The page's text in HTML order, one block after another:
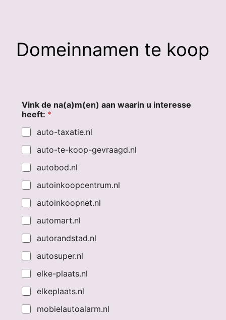
Domeinnamen te koop
Vink de na(a)m(en) aan waarin u interesse
heeft: *
auto-taxatie.nl
auto-te-koop-gevraagd.nl
autobod.nl
autoinkoopcentrum.nl
autoinkoopnet.nl
automart.nl
autorandstad.nl
autosuper.nl
elke-plaats.nl
elkeplaats.nl
mobielautoalarm.nl